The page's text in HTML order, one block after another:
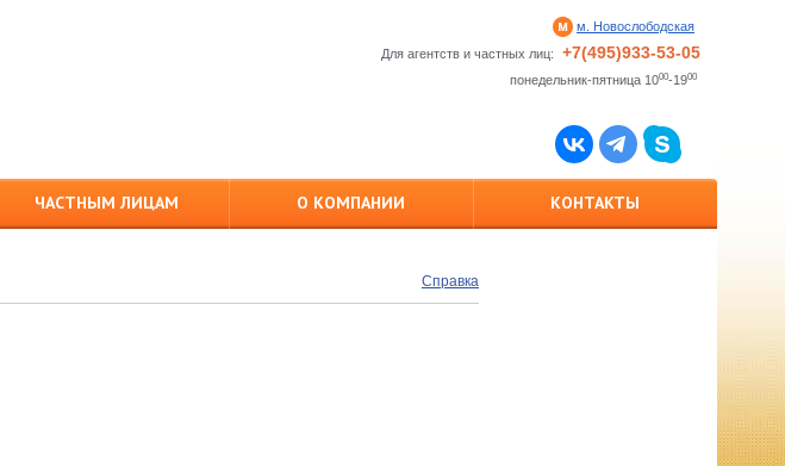
м. Новослободская
Для агентств и частных лиц:
+7(495)933-53-05
понедельник-пятница 1000-1900
ЧАСТНЫМ ЛИЦАМ О КОМПАНИИ КОНТАКТЫ
Справка